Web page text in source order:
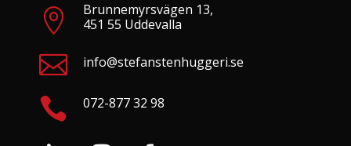

Brunnemyrsvägen 13,
451 55 Uddevalla
 info@stefanstenhuggeri.se
 072-877 32 98